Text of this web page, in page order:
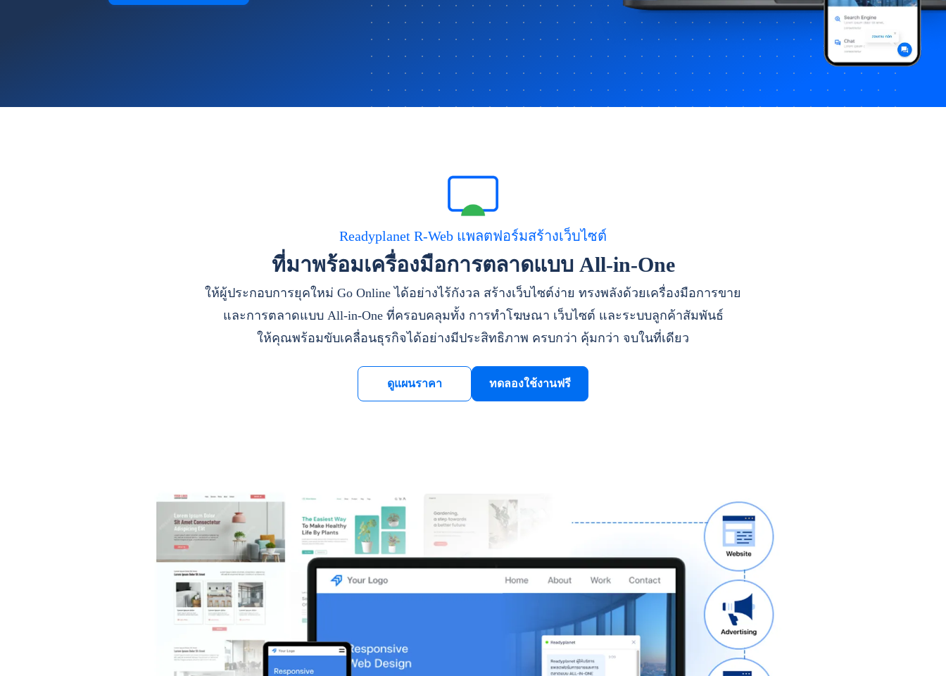
Readyplanet R-Web แพลตฟอร์มสร้างเว็บไซต์
ที่มาพร้อมเครื่องมือการตลาดแบบ All-in-One
ให้ผู้ประกอบการยุคใหม่ Go Online ได้อย่างไร้กังวล สร้างเว็บไซต์ง่าย ทรงพลังด้วยเครื่องมือการขาย
และการตลาดแบบ All-in-One ที่ครอบคลุมทั้ง การทำโฆษณา เว็บไซต์ และระบบลูกค้าสัมพันธ์
ให้คุณพร้อมขับเคลื่อนธุรกิจได้อย่างมีประสิทธิภาพ ครบกว่า คุ้มกว่า จบในที่เดียว
ดูแผนราคา ทดลองใช้งานฟรี